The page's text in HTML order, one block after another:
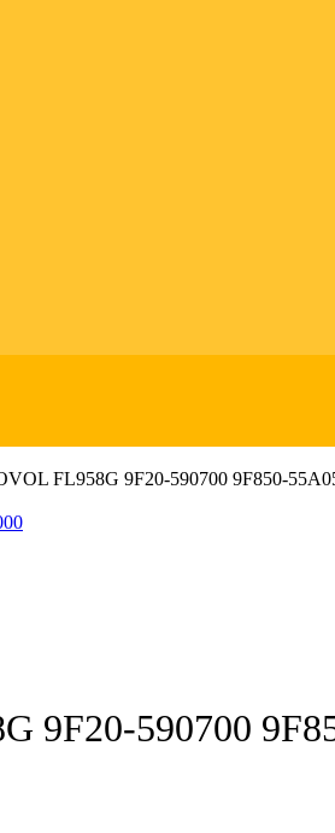
FL958G 9F20-590700 9F850-
9F20-590700